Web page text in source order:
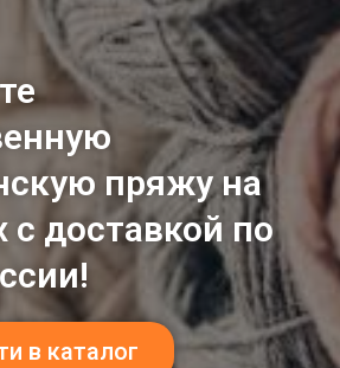
пряжу на
с доставкой по
в каталог